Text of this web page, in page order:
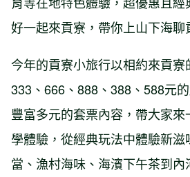
好一起來貢寮，帶你上山下海聊
今年的貢寮小旅行以相約來貢
333、666、888、388、588元
豐富多元的套票內容，帶大家
學體驗，從經典玩法中體驗新
當、漁村海味、海濱下午茶到